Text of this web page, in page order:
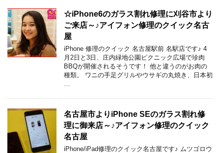
☆iPhone6のガラス割れ修理に刈谷市より
ご来店～♪アイフォン修理のクイック名古
屋
iPhone 修理のクイック 名古屋駅前 名駅店です♪ 4
月2日と3日、庄内緑地公園ピクニック広場で珍肉
BBQが開催されるそうです！ 他と違うのがお肉の
種類。 ワニの手足グリルやウサギの丸焼き、日本初
名古屋市よりiPhone SEのガラス割れ修
理に御来店～♪アイフォン修理のクイック
名古屋
iPhone/iPad修理のクイック名古屋です♪ ムツゴロウ